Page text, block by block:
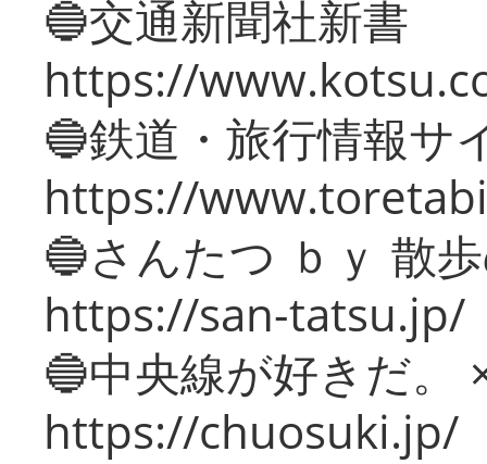
🔵交通新聞社新書
https://
🔵鉄道・旅行情報サ
https://
🔵さんたつ ｂｙ 散
https://san-tatsu.jp/
🔵中央線が好きだ。
https://chuosuki.jp/